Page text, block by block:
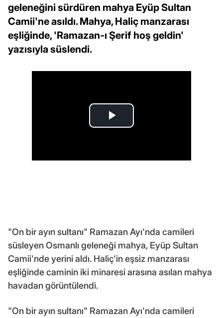
geleneğini sürdüren mahya Eyüp Sultan
Camii'ne asıldı. Mahya, Haliç manzarası
eşliğinde, 'Ramazan-ı Şerif hoş geldin'
yazısıyla süslendi.
"On bir ayın sultanı" Ramazan Ayı'nda camileri
süsleyen Osmanlı geleneği mahya, Eyüp Sultan
Camii'nde yerini aldı. Haliç'in eşsiz manzarası
eşliğinde caminin iki minaresi arasına asılan mahya
havadan görüntülendi.
"On bir ayın sultanı" Ramazan Ayı'nda camileri